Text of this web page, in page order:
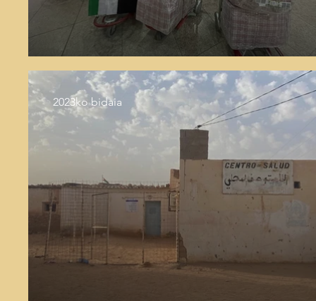
2023ko bidaia